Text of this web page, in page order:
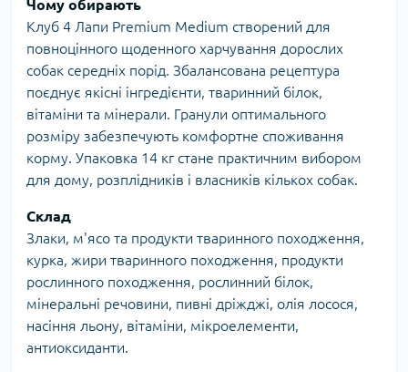
Чому обирають
Клуб 4 Лапи Premium Medium створений для
повноцінного щоденного харчування дорослих
собак середніх порід. Збалансована рецептура
поєднує якісні інгредієнти, тваринний білок,
вітаміни та мінерали. Гранули оптимального
розміру забезпечують комфортне споживання
корму. Упаковка 14 кг стане практичним вибором
для дому, розплідників і власників кількох собак.
Склад
Злаки, м'ясо та продукти тваринного походження,
курка, жири тваринного походження, продукти
рослинного походження, рослинний білок,
мінеральні речовини, пивні дріжджі, олія лосося,
насіння льону, вітаміни, мікроелементи,
антиоксиданти.